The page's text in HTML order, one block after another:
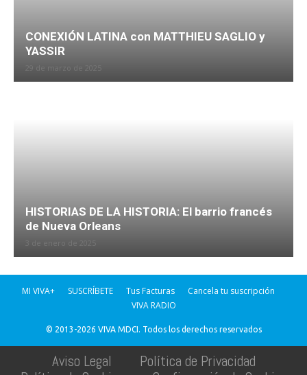
CONEXIÓN LATINA con MATTHIEU SAGLIO y
YASSIR
29 de marzo de 2025
HISTORIAS DE LA HISTORIA: El barrio francés
de Nueva Orleans
3 de enero de 2025
MI VIVA+ SUSCRÍBETE Tus Facturas
Cancela tu suscripción
VIVA RADIO
© 2013-2026 VIVA MDCI. Todos los derechos reservados
Aviso Legal
Política de Privacidad